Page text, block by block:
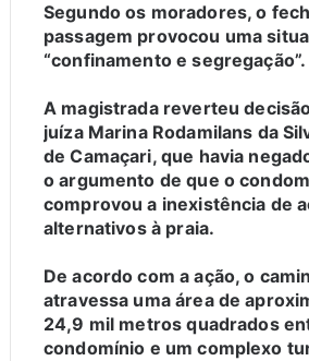
Segundo os moradores, o
passagem provocou uma
“confinamento e segregação”.
A magistrada reverteu
juíza Marina Rodamilans da
de Camaçari, que havia
o argumento de que o
comprovou a inexistência de
alternativos à praia.
De acordo com a ação, o
atravessa uma área de
24,9 mil metros quadrados
condomínio e um complexo